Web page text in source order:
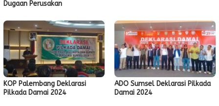
Dugaan Perusakan
KOP Palembang Deklarasi
Pilkada Damai 2024
ADO Sumsel Deklarasi Pilkada
Damai 2024